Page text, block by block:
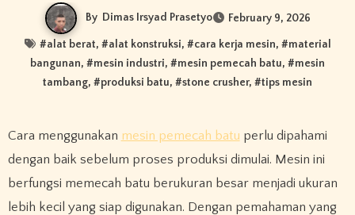
By Dimas Irsyad Prasetyo February 9, 2026
#alat berat, #alat konstruksi, #cara kerja mesin, #material
bangunan, #mesin industri, #mesin pemecah batu, #mesin
tambang, #produksi batu, #stone crusher, #tips mesin
Cara menggunakan mesin pemecah batu perlu dipahami
dengan baik sebelum proses produksi dimulai. Mesin ini
berfungsi memecah batu berukuran besar menjadi ukuran
lebih kecil yang siap digunakan. Dengan pemahaman yang